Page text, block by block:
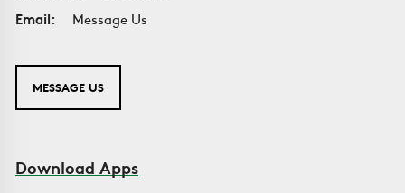
Email:
Message Us
MESSAGE US
Download Apps